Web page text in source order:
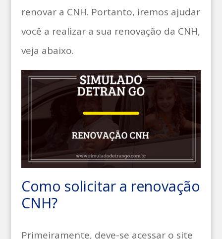
renovar a CNH. Portanto, iremos ajudar
você a realizar a sua renovação da CNH,
veja abaixo.
Como solicitar a renovação
CNH?
Primeiramente, deve-se acessar o site